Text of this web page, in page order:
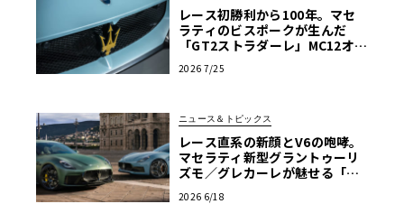
レース初勝利から100年。マセ
ラティのビスポークが生んだ
「GT2ストラダーレ」MC12オマ
2026 7/25
ニュース＆トピックス
レース直系の新顔とV6の咆哮。
マセラティ新型グラントゥーリ
ズモ／グレカーレが魅せる「気
2026 6/18